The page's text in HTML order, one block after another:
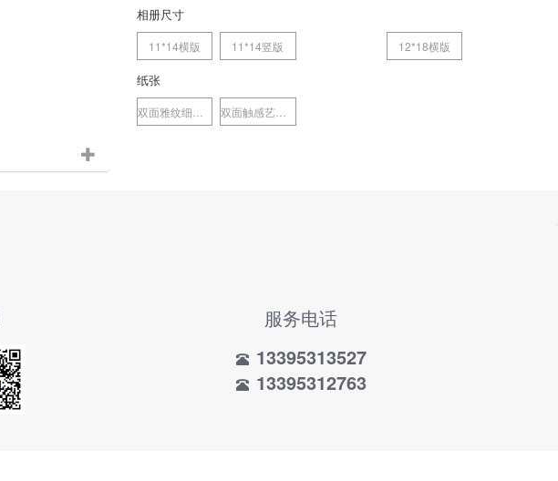
相册尺寸
11*14横版 11*14竖版 12*18横版
纸张
服务电话
13395313527
13395312763